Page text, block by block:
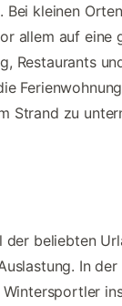
Bei kleinen
allem auf eine
Restaurants
Strand zu
beliebten
In